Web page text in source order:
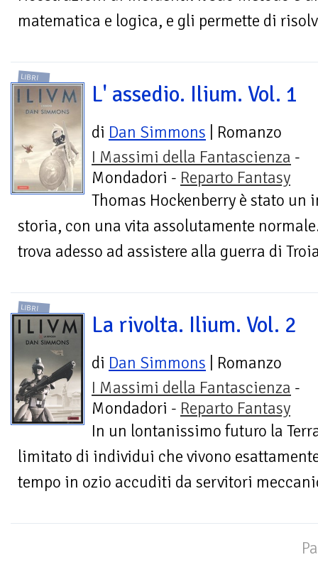
matematica e logica, e gli permette di
LIBRI
L' assedio. Ilium. Vol. 1
di Dan Simmons | Romanzo
I Massimi della Fantascienza -
Mondadori - Reparto Fantasy
Thomas Hockenberry è stato
storia, con una vita assolutamente
trova adesso ad assistere alla guerra di
LIBRI
La rivolta. Ilium. Vol. 2
di Dan Simmons | Romanzo
I Massimi della Fantascienza -
Mondadori - Reparto Fantasy
In un lontanissimo futuro la
limitato di individui che vivono
tempo in ozio accuditi da servitori